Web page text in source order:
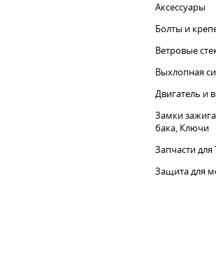
Аксессуары
Болты и
Ветровые
Выхлопная
Двигатель и
Замки
бака, Ключи
Запчасти для
Защита для